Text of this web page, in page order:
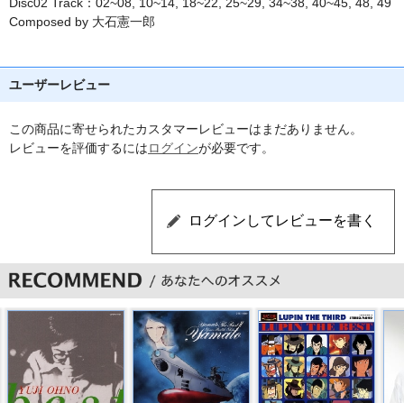
Composed by 大石憲一郎
ユーザーレビュー
この商品に寄せられたカスタマーレビューはまだありません。
レビューを評価するにはログインが必要です。